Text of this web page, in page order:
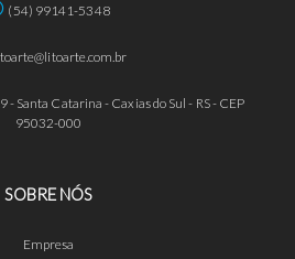
(54) 99141-5348
- Santa Catarina - Caxias do Sul - RS - CEP
95032-000
SOBRE NÓS
Empresa